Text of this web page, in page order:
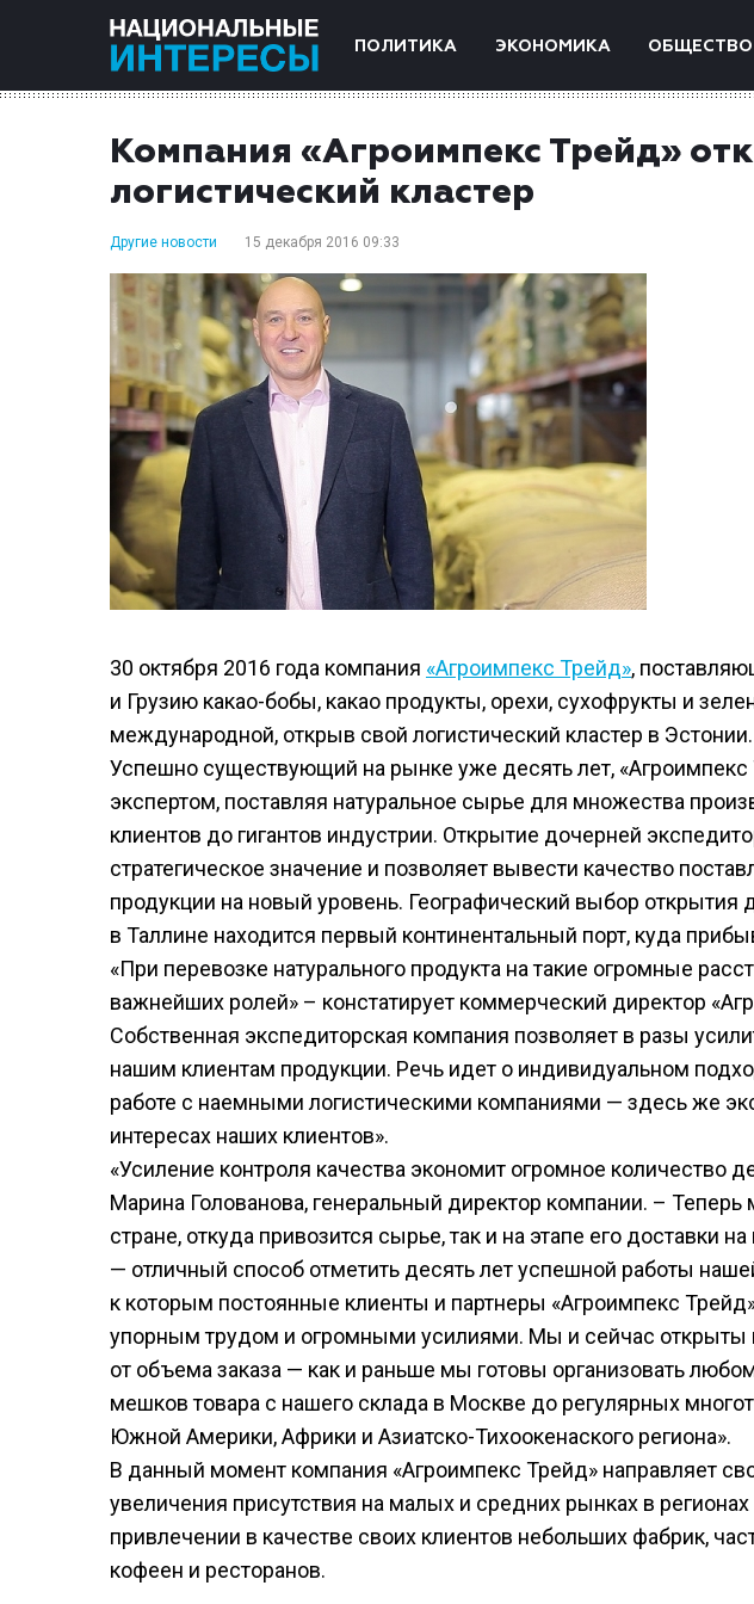
ПОЛИТИКА ЭКОНОМИКА ОБЩЕСТВО
Компания «Агроимпекс Трейд»
логистический кластер
Другие новости 15 декабря 2016 09:33
30 октября 2016 года компания «Агроимпекс Трейд»,
и Грузию какао-бобы, какао продукты, орехи, сухофрукты и
международной, открыв свой логистический кластер в Эстонии.
Успешно существующий на рынке уже десять лет, «Агроимпекс
экспертом, поставляя натуральное сырье для множества
клиентов до гигантов индустрии. Открытие дочерней
стратегическое значение и позволяет вывести качество
продукции на новый уровень. Географический выбор открытия
в Таллине находится первый континентальный порт, куда
«При перевозке натурального продукта на такие огромные
важнейших ролей» – констатирует коммерческий директор
Собственная экспедиторская компания позволяет в разы
нашим клиентам продукции. Речь идет о индивидуальном
работе с наемными логистическими компаниями — здесь же
интересах наших клиентов».
«Усиление контроля качества экономит огромное количество
Марина Голованова, генеральный директор компании. –
стране, откуда привозится сырье, так и на этапе его доставки
— отличный способ отметить десять лет успешной работы
к которым постоянные клиенты и партнеры «Агроимпекс
упорным трудом и огромными усилиями. Мы и сейчас открыты
от объема заказа — как и раньше мы готовы организовать
мешков товара с нашего склада в Москве до регулярных
Южной Америки, Африки и Азиатско-Тихоокенаского региона».
В данный момент компания «Агроимпекс Трейд» направляет
увеличения присутствия на малых и средних рынках в
привлечении в качестве своих клиентов небольших фабрик,
кофеен и ресторанов.